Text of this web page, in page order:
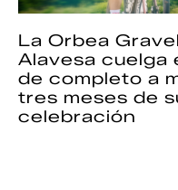
La Orbea
Alavesa cuelga
de completo a
tres meses de
celebración